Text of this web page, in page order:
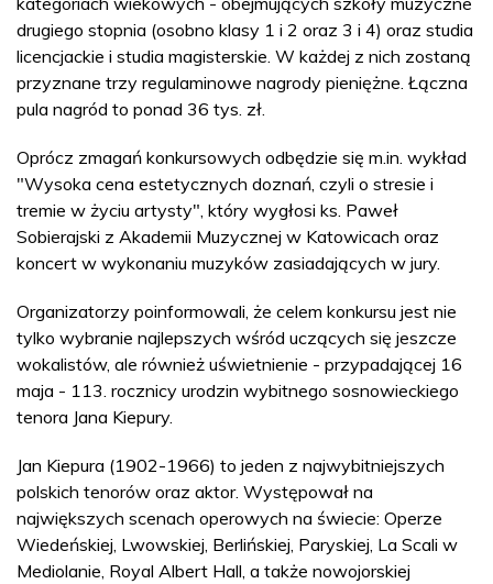
drugiego stopnia (osobno klasy 1 i 2 oraz 3 i 4) oraz studia
licencjackie i studia magisterskie. W każdej z nich zostaną
przyznane trzy regulaminowe nagrody pieniężne. Łączna
pula nagród to ponad 36 tys. zł.
Oprócz zmagań konkursowych odbędzie się m.in. wykład
"Wysoka cena estetycznych doznań, czyli o stresie i
tremie w życiu artysty", który wygłosi ks. Paweł
Sobierajski z Akademii Muzycznej w Katowicach oraz
koncert w wykonaniu muzyków zasiadających w jury.
Organizatorzy poinformowali, że celem konkursu jest nie
tylko wybranie najlepszych wśród uczących się jeszcze
wokalistów, ale również uświetnienie - przypadającej 16
maja - 113. rocznicy urodzin wybitnego sosnowieckiego
tenora Jana Kiepury.
Jan Kiepura (1902-1966) to jeden z najwybitniejszych
polskich tenorów oraz aktor. Występował na
największych scenach operowych na świecie: Operze
Wiedeńskiej, Lwowskiej, Berlińskiej, Paryskiej, La Scali w
Mediolanie, Royal Albert Hall, a także nowojorskiej